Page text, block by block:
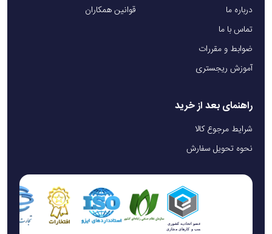
درباره ما
تماس با ما
ضوابط و مقررات
آموزش ریجستری
قوانین همکاران
راهنمای بعد از خرید
شرایط مرجوع کالا
نحوه تحویل سفارش